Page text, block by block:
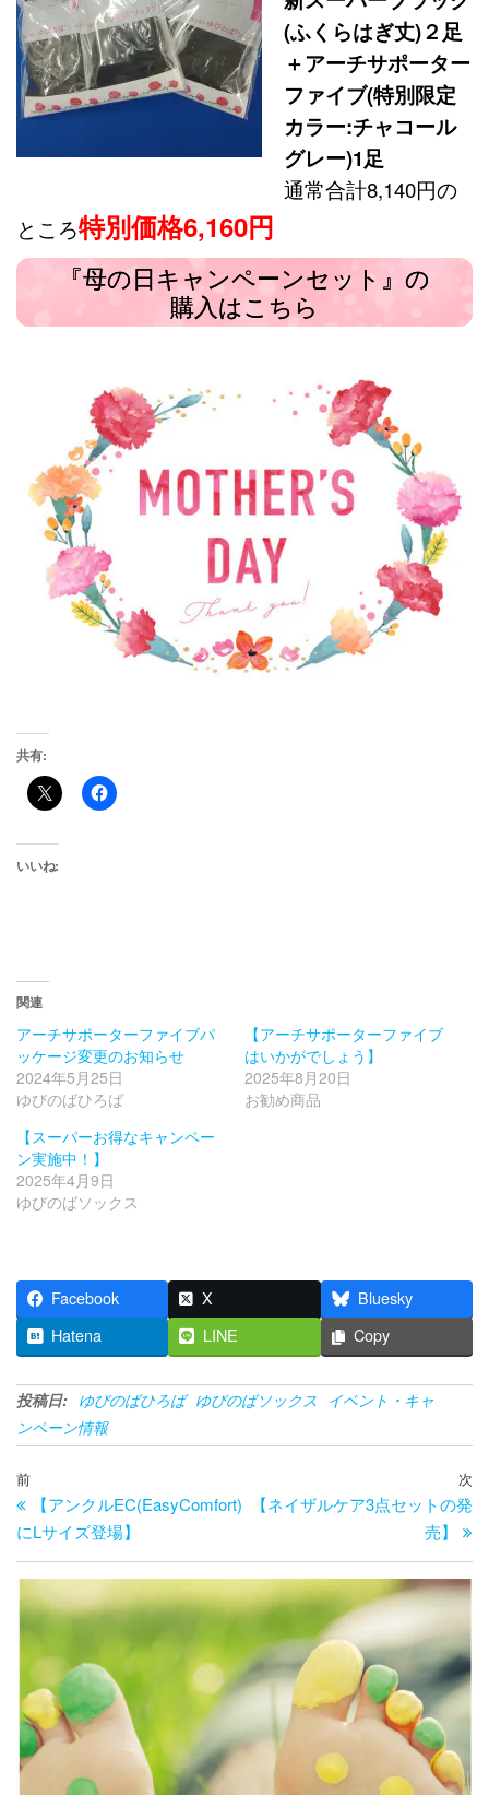
(ふくらはぎ丈)２足
＋アーチサポーター
ファイブ(特別限定
カラー:チャコール
グレー)1足
通常合計8,140円の
ところ特別価格6,160円
『母の日キャンペーンセット』の
購入はこちら
共有:
いいね:
関連
アーチサポーターファイブパ
ッケージ変更のお知らせ
2024年5月25日
ゆびのばひろば
【アーチサポーターファイブ
はいかがでしょう】
2025年8月20日
お勧め商品
【スーパーお得なキャンペー
ン実施中！】
2025年4月9日
ゆびのばソックス
Facebook X
Bluesky
Hatena
LINE Copy
投稿日: ゆびのばひろば ゆびのばソックス イベント・キャ
ンペーン情報
投
稿
ナ
ビ
ゲ
ー
シ
ョ
ン
過
去
の
投
稿
前
【アンクルEC(EasyComfort)
にLサイズ登場】
次
稿
次
【ネイザルケア3点セットの発
売】